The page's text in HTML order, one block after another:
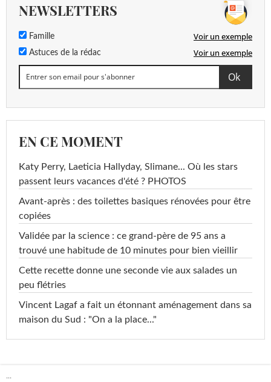
NEWSLETTERS
Famille Voir un exemple
Astuces de la rédac Voir un exemple
EN CE MOMENT
Katy Perry, Laeticia Hallyday, Slimane... Où les stars
passent leurs vacances d'été ? PHOTOS
Avant-après : des toilettes basiques rénovées pour être
copiées
Validée par la science : ce grand-père de 95 ans a
trouvé une habitude de 10 minutes pour bien vieillir
Cette recette donne une seconde vie aux salades un
peu flétries
Vincent Lagaf a fait un étonnant aménagement dans sa
maison du Sud : "On a la place..."
...